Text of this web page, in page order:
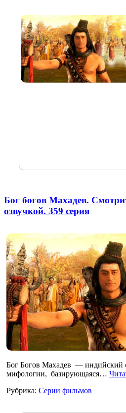
Бог богов Махадев.
озвучкой. 359 серия
Бог Богов Махадев — индийский
мифологии, базирующаяся…
Рубрика: Серии фильмов